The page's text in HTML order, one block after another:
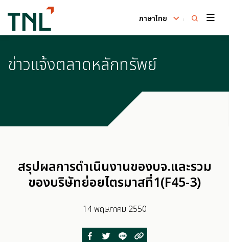
ภาษาไทย
ค้นหาในเว็บไซต์
ข่าวแจ้งตลาดหลักทรัพย์
สรุปผลการดำเนินงานของบจ.และรวม
ของบริษัทย่อยไตรมาสที่1(F45-3)
14 พฤษภาคม 2550